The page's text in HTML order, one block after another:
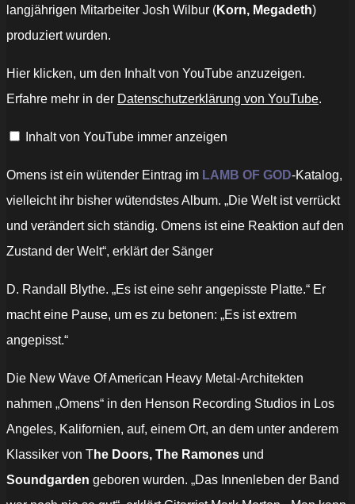
langjährigen Mitarbeiter Josh Wilbur (Korn, Megadeth)
produziert wurden.
„Lamb
of
–
Music
YouTube
Hier klicken, um den Inhalt von YouTube anzuzeigen.
Erfahre mehr in der Datenschutzerklärung von YouTube.
Inhalt von YouTube immer anzeigen
Omens ist ein wütender Eintrag im LAMB OF GOD-Katalog,
vielleicht ihr bisher wütendstes Album. „Die Welt ist verrückt
und verändert sich ständig. Omens ist eine Reaktion auf den
Zustand der Welt“, erklärt der Sänger
D. Randall Blythe. „Es ist eine sehr angepisste Platte.“ Er
macht eine Pause, um es zu betonen: „Es ist extrem
angepisst.“
Die New Wave Of American Heavy Metal-Architekten
nahmen „Omens“ in den Henson Recording Studios in Los
Angeles, Kalifornien, auf, einem Ort, an dem unter anderem
Klassiker von The Doors, The Ramones und
Soundgarden geboren wurden. „Das Innenleben der Band